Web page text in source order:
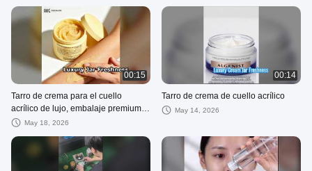
00:15
Tarro de crema para el cuello
acrílico de lujo, embalaje premium
para el cuidado de la piel
May 18, 2026
00:14
Tarro de crema de cuello acrílico
May 14, 2026